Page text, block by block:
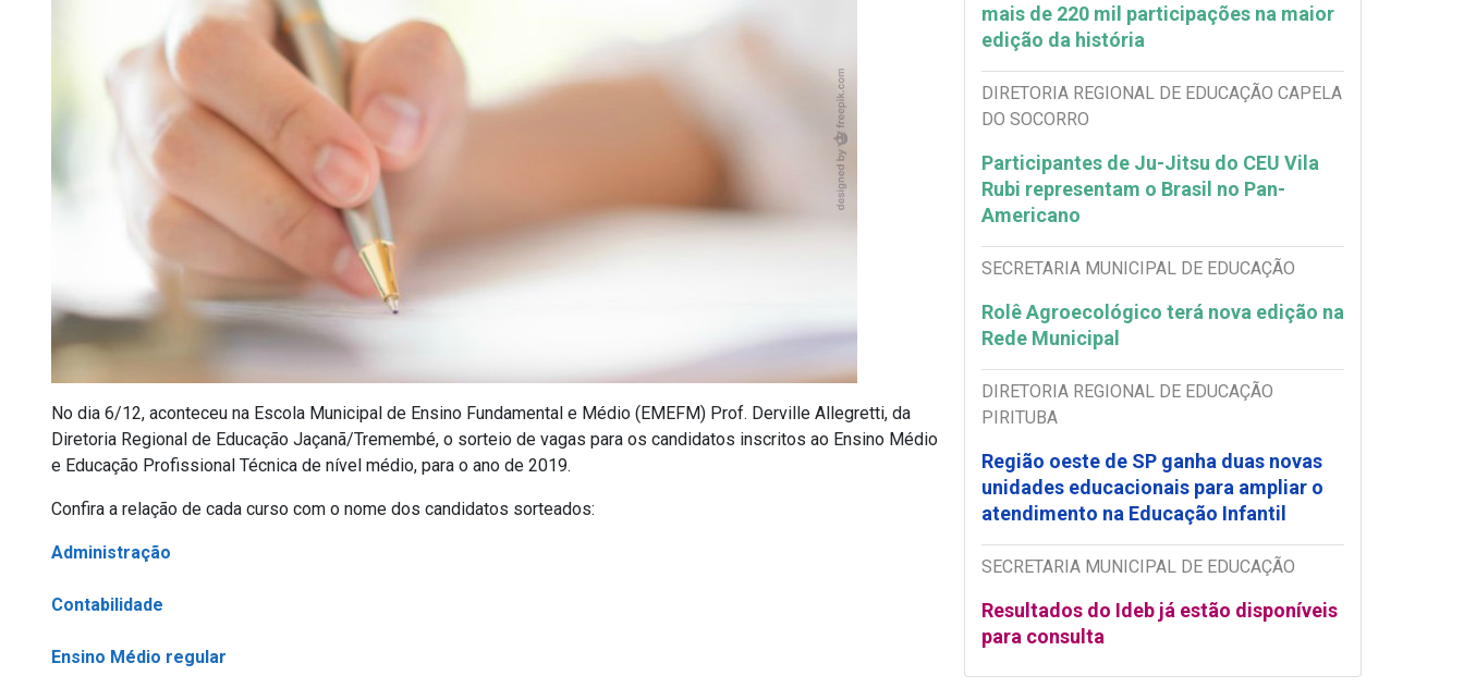
No dia 6/12, aconteceu na Escola Municipal de Ensino Fundamental e Médio (EMEFM) Prof. Derville Allegretti, da
Diretoria Regional de Educação Jaçanã/Tremembé, o sorteio de vagas para os candidatos inscritos ao Ensino Médio
e Educação Profissional Técnica de nível médio, para o ano de 2019.
Confira a relação de cada curso com o nome dos candidatos sorteados:
Administração
Contabilidade
Ensino Médio regular
mais de 220 mil participações na maior
edição da história
DIRETORIA REGIONAL DE EDUCAÇÃO CAPELA
DO SOCORRO
Participantes de Ju-Jitsu do CEU Vila
Rubi representam o Brasil no Pan-
Americano
SECRETARIA MUNICIPAL DE EDUCAÇÃO
Rolê Agroecológico terá nova edição na
Rede Municipal
DIRETORIA REGIONAL DE EDUCAÇÃO
PIRITUBA
Região oeste de SP ganha duas novas
unidades educacionais para ampliar o
atendimento na Educação Infantil
SECRETARIA MUNICIPAL DE EDUCAÇÃO
Resultados do Ideb já estão disponíveis
para consulta